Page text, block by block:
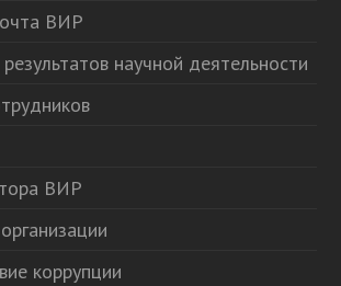
ВИР
научной деятельности
ВИР
коррупции